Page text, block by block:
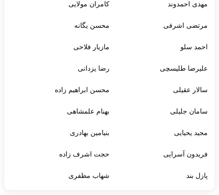
مهدی احمدوند کامران مولایی
مرتضی اشرفی محسن یگانه
احمد سلو مازیار فلاحی
علیرضا طلیسچی رضا یزدانی
سالار عقیلی محسن ابراهیم زاده
سامان جلیلی بهنام علمشاهی
مجید یحیایی بنیامین بهادری
فریدون آسرایی حجت اشرف زاده
پازل بند شهاب مظفری